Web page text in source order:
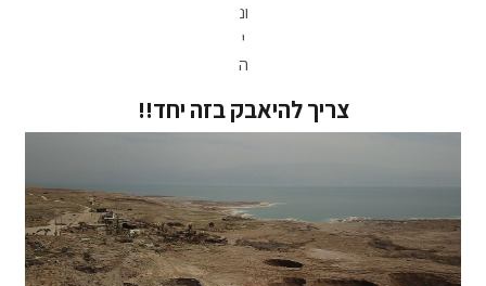
ונ
י
ה
צריך להיאבק בזה יחד!!